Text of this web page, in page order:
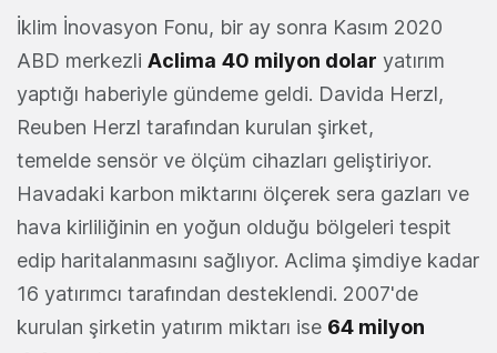
İklim İnovasyon Fonu, bir ay sonra Kasım 2020
ABD merkezli Aclima 40 milyon dolar yatırım
yaptığı haberiyle gündeme geldi. Davida Herzl,
Reuben Herzl tarafından kurulan şirket,
temelde sensör ve ölçüm cihazları geliştiriyor.
Havadaki karbon miktarını ölçerek sera gazları ve
hava kirliliğinin en yoğun olduğu bölgeleri tespit
edip haritalanmasını sağlıyor. Aclima şimdiye kadar
16 yatırımcı tarafından desteklendi. 2007'de
kurulan şirketin yatırım miktarı ise 64 milyon